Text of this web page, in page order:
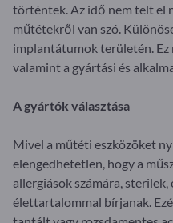
történtek. Az idő nem telt el
műtétekről van szó.
implantátumok területén. Ez
valamint a gyártási és
A gyártók választása
Mivel a műtéti eszközöket
elengedhetetlen, hogy a
allergiások számára,
élettartalommal bírjanak.